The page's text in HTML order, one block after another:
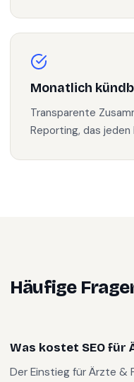
Monatlich
Transparente
Reporting, das
Häufige
Was kostet SEO für
Der Einstieg für Ärzte &